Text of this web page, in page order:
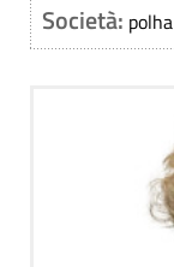
Società: polha